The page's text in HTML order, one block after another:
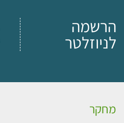
הרשמה
לניוזלטר
מחקר